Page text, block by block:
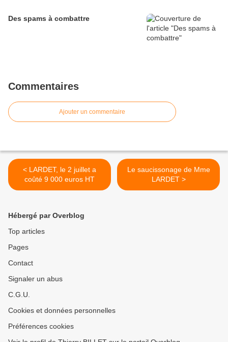
Des spams à combattre
Commentaires
Ajouter un commentaire
< LARDET, le 2 juillet a
coûté 9 000 euros HT
Le saucissonage de Mme
LARDET >
Hébergé par Overblog
Top articles
Pages
Contact
Signaler un abus
C.G.U.
Cookies et données personnelles
Préférences cookies